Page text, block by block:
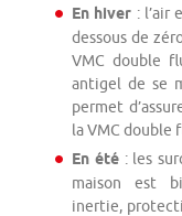
En hiver : l’air
dessous de
VMC double
antigel de se
permet
la VMC double
En été : les
maison est
inertie,